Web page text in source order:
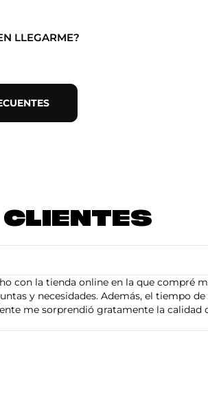
LLEGARME?
con la tienda online en la que compré
y necesidades. Además, el tiempo
me sorprendió gratamente la